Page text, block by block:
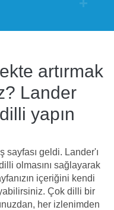
artırmak
Lander
yapın
sayfası geldi. Lander'ı
olmasını sağlayarak
içeriğini kendi
Çok dilli bir
her izlenimden